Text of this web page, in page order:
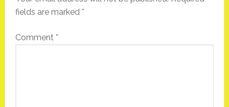
fields are marked *
Comment *